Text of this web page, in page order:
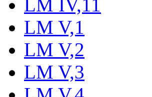
LM IV,11
LM V,1
LM V,2
LM V,3